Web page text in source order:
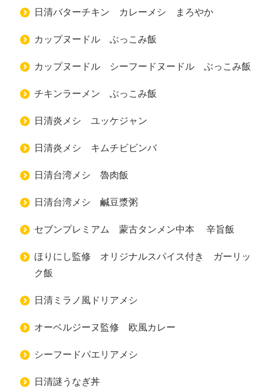
日清バターチキン カレーメシ まろやか
カップヌードル ぶっこみ飯
カップヌードル シーフードヌードル ぶっこみ飯
チキンラーメン ぶっこみ飯
日清炎メシ ユッケジャン
日清炎メシ キムチビビンバ
日清台湾メシ 魯肉飯
日清台湾メシ 鹹豆漿粥
セブンプレミアム 蒙古タンメン中本 辛旨飯
ほりにし監修 オリジナルスパイス付き ガーリッ
ク飯
日清ミラノ風ドリアメシ
オーベルジーヌ監修 欧風カレー
シーフードパエリアメシ
日清謎うなぎ丼